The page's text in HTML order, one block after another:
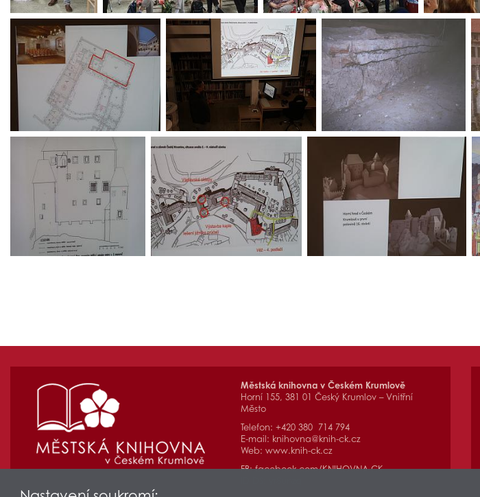
Městská knihovna v Českém Krumlově
Horní 155, 381 01 Český Krumlov – Vnitřní
Město
Telefon: +420 380 714 794
E-mail: knihovna@knih-ck.cz
Web: www.knih-ck.cz
FB:facebook.com/KNIHOVNA.CK